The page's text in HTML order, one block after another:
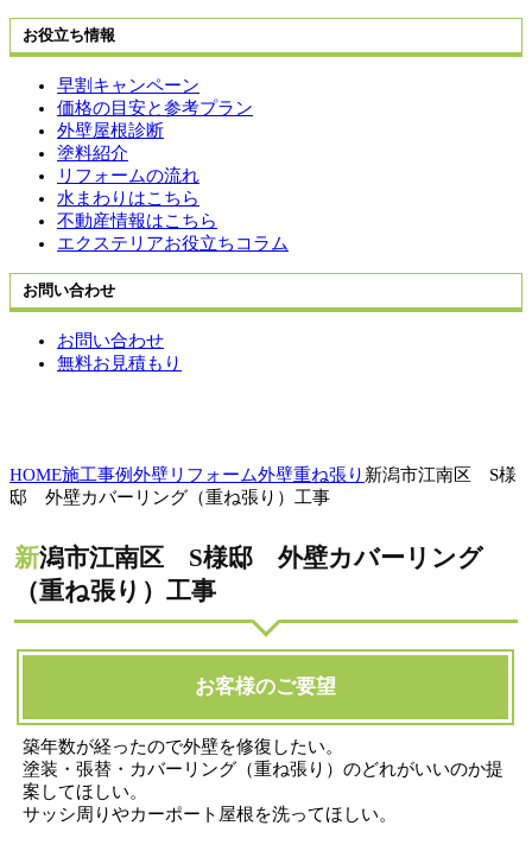
お役立ち情報
早割キャンペーン
価格の目安と参考プラン
外壁屋根診断
塗料紹介
リフォームの流れ
水まわりはこちら
不動産情報はこちら
エクステリアお役立ちコラム
お問い合わせ
お問い合わせ
無料お見積もり
HOME施工事例外壁リフォーム外壁重ね張り 新潟市江南区 S様
邸 外壁カバーリング（重ね張り）工事
新潟市江南区 S様邸 外壁カバーリング
（重ね張り）工事
お客様のご要望
築年数が経ったので外壁を修復したい。
塗装・張替・カバーリング（重ね張り）のどれがいいのか提
案してほしい。
サッシ周りやカーポート屋根を洗ってほしい。